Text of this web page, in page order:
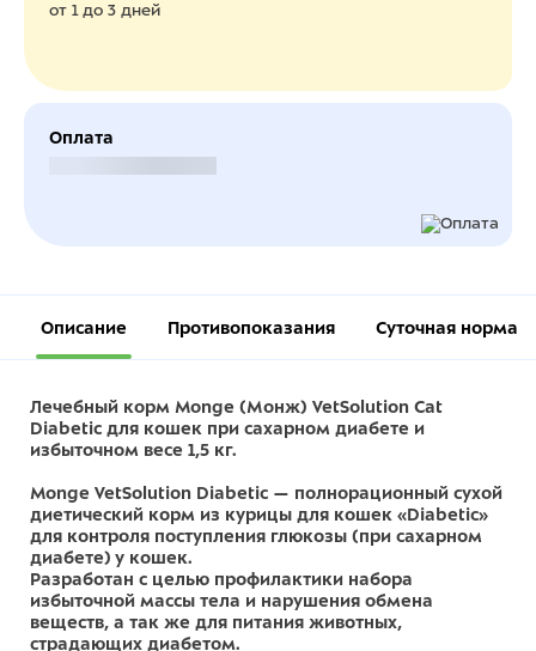
от 1 до 3 дней
Оплата
Описание Противопоказания Суточная норма
Лечебный корм Monge (Монж) VetSolution Cat
Diabetic для кошек при сахарном диабете и
избыточном весе 1,5 кг.
Monge VetSolution Diabetic — полнорационный сухой
диетический корм из курицы для кошек «Diabetic»
для контроля поступления глюкозы (при сахарном
диабете) у кошек.
Разработан с целью профилактики набора
избыточной массы тела и нарушения обмена
веществ, а так же для питания животных,
страдающих диабетом.